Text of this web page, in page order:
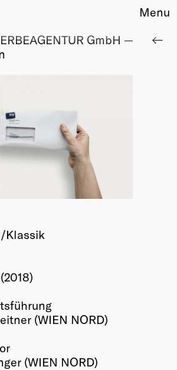
Menu
GmbH —
Klassik
(WIEN NORD)
(WIEN NORD)